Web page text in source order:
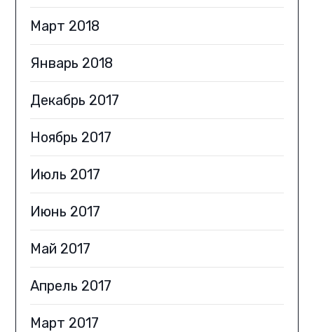
Март 2018
Январь 2018
Декабрь 2017
Ноябрь 2017
Июль 2017
Июнь 2017
Май 2017
Апрель 2017
Март 2017